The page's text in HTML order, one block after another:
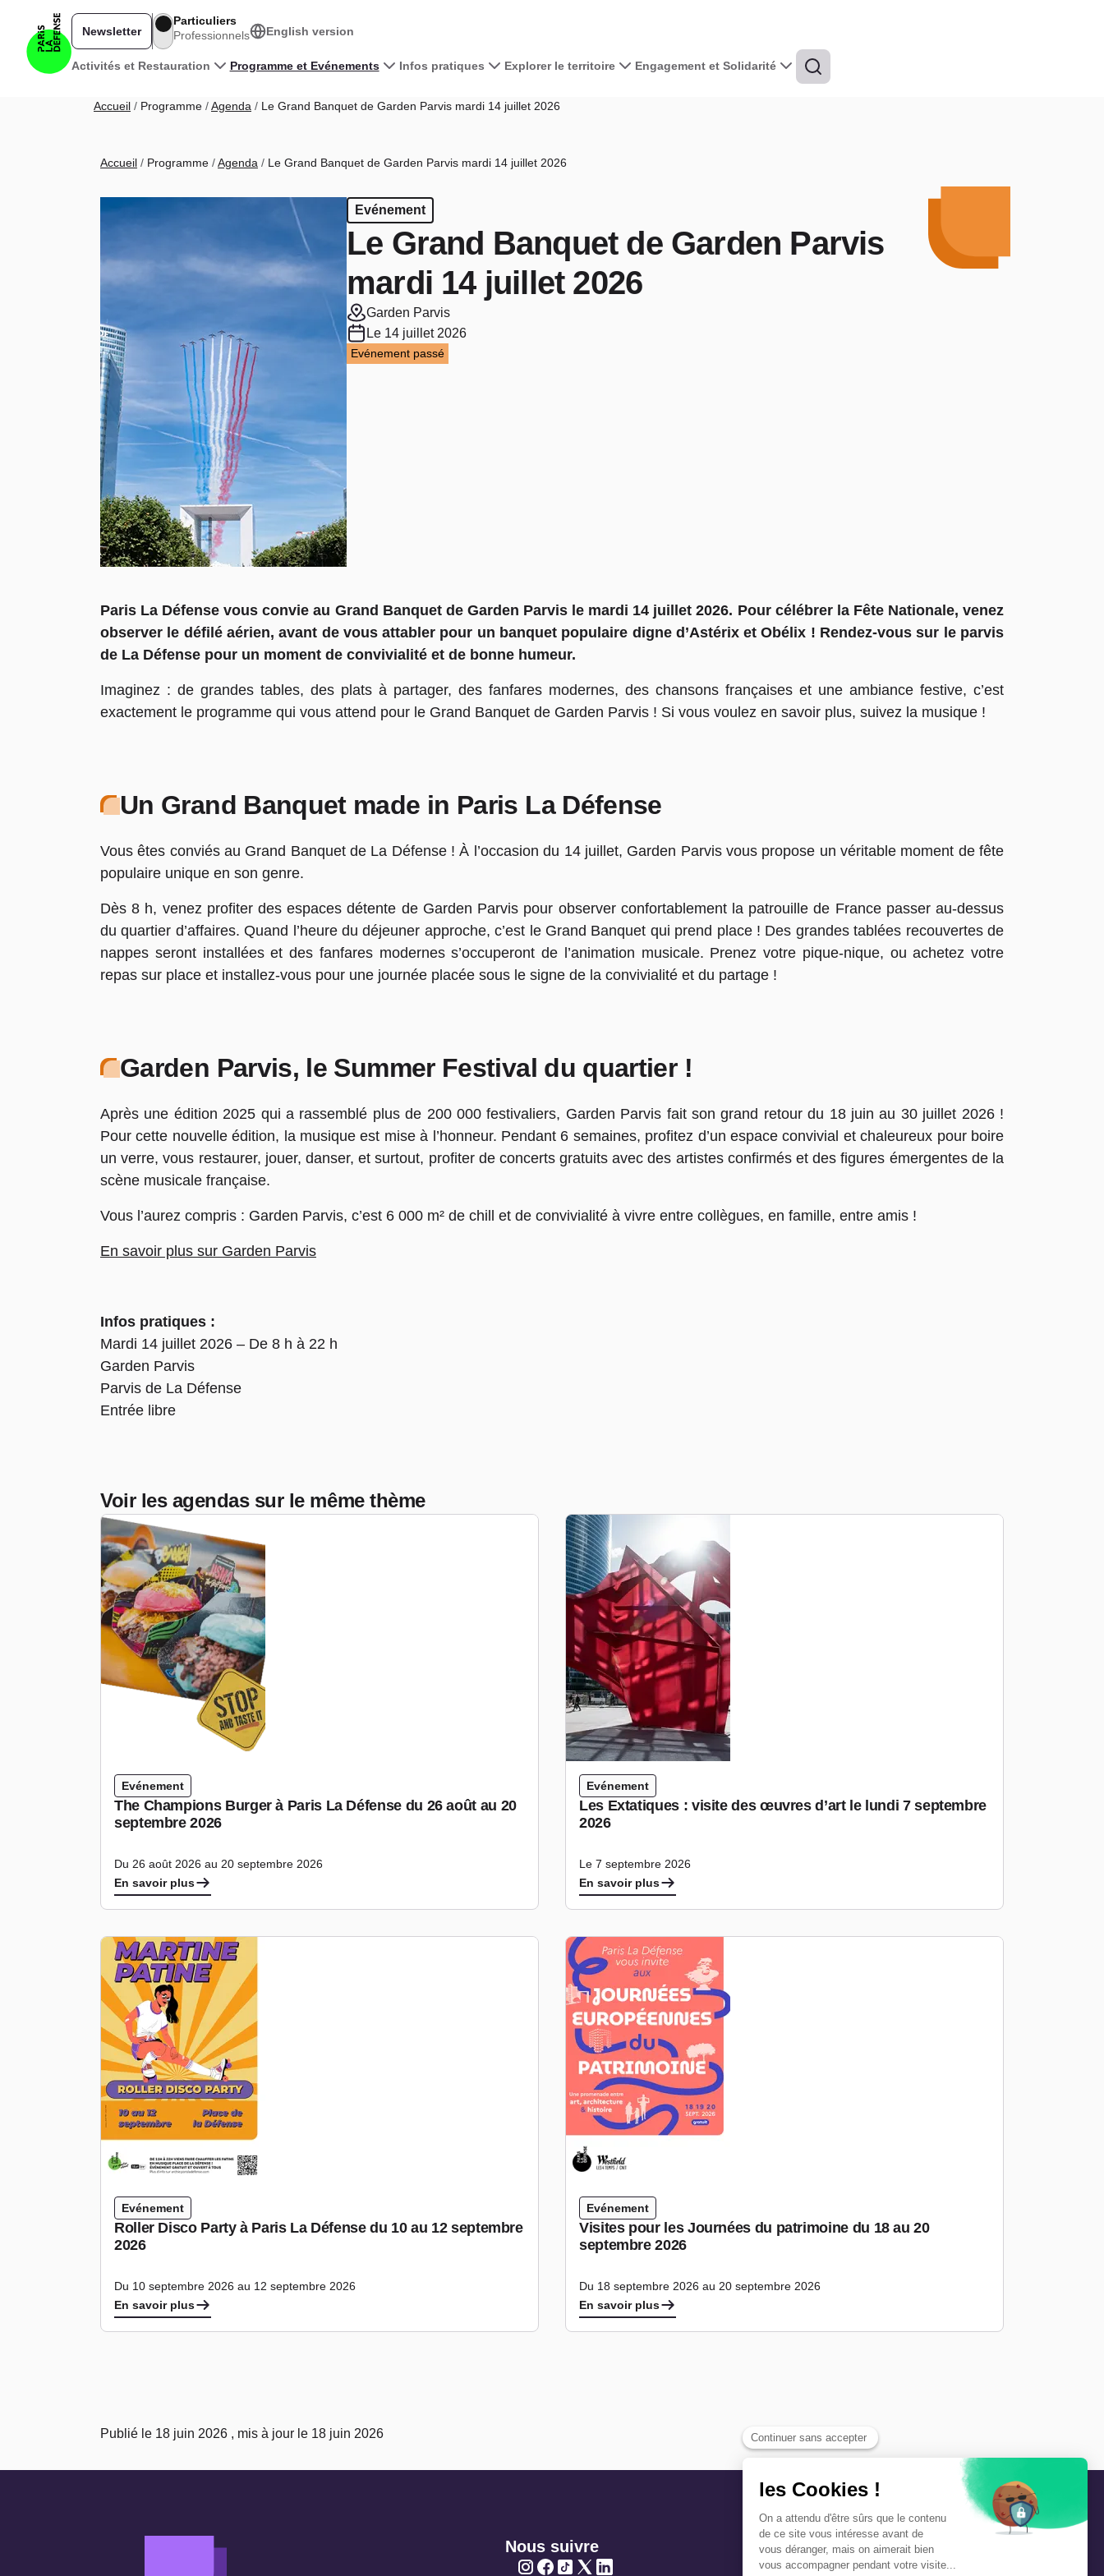
Navigation principale
Activités et Restauration Programme et Evénements Infos pratiques Explorer le territoire Engagement et Solidarité
Newsletter
Particuliers
Professionnels
English version
Fil d'Ariane
Accueil Programme Agenda Le Grand Banquet de Garden Parvis mardi 14 juillet 2026
Fil d'Ariane
Accueil Programme Agenda Le Grand Banquet de Garden Parvis mardi 14 juillet 2026
Evénement
Le Grand Banquet de Garden Parvis
mardi 14 juillet 2026
Garden Parvis
Le 14 juillet 2026
Evénement passé
Paris La Défense vous convie au Grand Banquet de Garden Parvis le mardi 14 juillet 2026. Pour célébrer la Fête Nationale, venez
observer le défilé aérien, avant de vous attabler pour un banquet populaire digne d’Astérix et Obélix ! Rendez-vous sur le parvis
de La Défense pour un moment de convivialité et de bonne humeur.
Imaginez : de grandes tables, des plats à partager, des fanfares modernes, des chansons françaises et une ambiance festive, c’est
exactement le programme qui vous attend pour le Grand Banquet de Garden Parvis ! Si vous voulez en savoir plus, suivez la musique !
Un Grand Banquet made in Paris La Défense
Vous êtes conviés au Grand Banquet de La Défense ! À l’occasion du 14 juillet, Garden Parvis vous propose un véritable moment de fête
populaire unique en son genre.
Dès 8 h, venez profiter des espaces détente de Garden Parvis pour observer confortablement la patrouille de France passer au-dessus
du quartier d’affaires. Quand l’heure du déjeuner approche, c’est le Grand Banquet qui prend place ! Des grandes tablées recouvertes de
nappes seront installées et des fanfares modernes s’occuperont de l’animation musicale. Prenez votre pique-nique, ou achetez votre
repas sur place et installez-vous pour une journée placée sous le signe de la convivialité et du partage !
Garden Parvis, le Summer Festival du quartier !
Après une édition 2025 qui a rassemblé plus de 200 000 festivaliers, Garden Parvis fait son grand retour du 18 juin au 30 juillet 2026 !
Pour cette nouvelle édition, la musique est mise à l’honneur. Pendant 6 semaines, profitez d’un espace convivial et chaleureux pour boire
un verre, vous restaurer, jouer, danser, et surtout, profiter de concerts gratuits avec des artistes confirmés et des figures émergentes de la
scène musicale française.
Vous l’aurez compris : Garden Parvis, c’est 6 000 m² de chill et de convivialité à vivre entre collègues, en famille, entre amis !
En savoir plus sur Garden Parvis
Infos pratiques :
Mardi 14 juillet 2026 – De 8 h à 22 h
Garden Parvis
Parvis de La Défense
Entrée libre
Voir les agendas sur le même thème
Evénement
The Champions Burger à Paris La Défense du 26 août au 20
septembre 2026
Du 26 août 2026 au 20 septembre 2026
En savoir plus
Evénement
Les Extatiques : visite des œuvres d’art le lundi 7 septembre
2026
Le 7 septembre 2026
En savoir plus
Evénement
Roller Disco Party à Paris La Défense du 10 au 12 septembre
2026
Du 10 septembre 2026 au 12 septembre 2026
En savoir plus
Evénement
Visites pour les Journées du patrimoine du 18 au 20
septembre 2026
Du 18 septembre 2026 au 20 septembre 2026
En savoir plus
Publié le 18 juin 2026 , mis à jour le 18 juin 2026
Nous suivre